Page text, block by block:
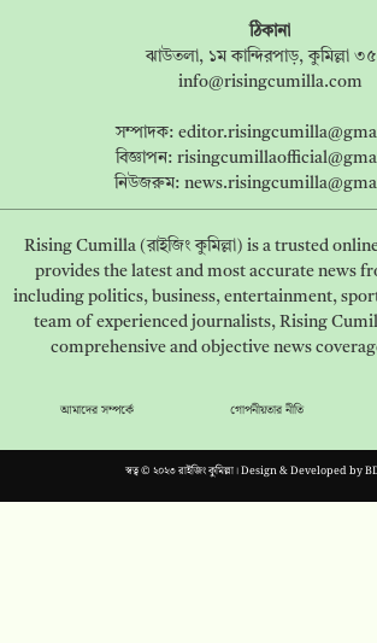
ঠিকানা
ঝাউতলা, ১ম কান্দিরপাড়, কুমিল্লা
info@risingcumilla.com
সম্পাদক:
বিজ্ঞাপন:
নিউজরুম:
Rising Cumilla (রাইজিং কুমিল্লা) is a trusted
provides the latest and most accurate news
including politics, business, entertainment,
team of experienced journalists, Rising
comprehensive and objective news
আমাদের সম্পর্কে গোপনীয়তার নীতি
স্বত্ব © ২০২৩ রাইজিং কুমিল্লা। Design & Developed by